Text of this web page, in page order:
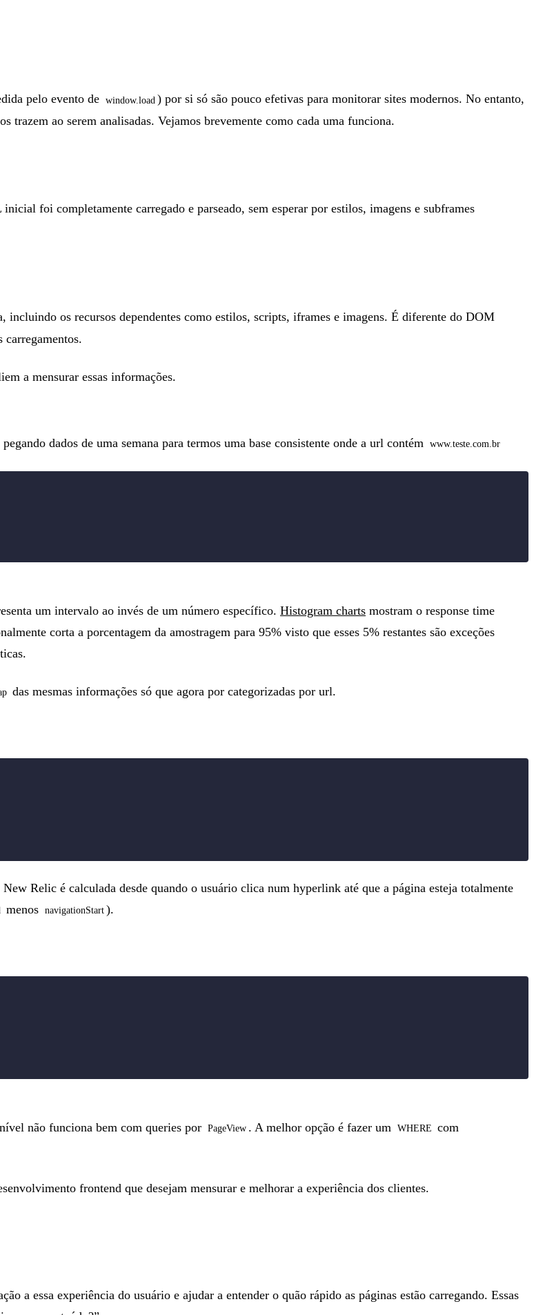
pelo evento de window.load ) por si só são pouco efetivas para monitorar sites modernos. No entanto,
trazem ao serem analisadas. Vejamos brevemente como cada uma funciona.
foi completamente carregado e parseado, sem esperar por estilos, imagens e subframes
incluindo os recursos dependentes como estilos, scripts, iframes e imagens. É diferente do DOM
carregamentos.
a mensurar essas informações.
pegando dados de uma semana para termos uma base consistente onde a url contém www.teste.com.br
um intervalo ao invés de um número específico. Histogram charts mostram o response time
corta a porcentagem da amostragem para 95% visto que esses 5% restantes são exceções
das mesmas informações só que agora por categorizadas por url.
Relic é calculada desde quando o usuário clica num hyperlink até que a página esteja totalmente
menos navigationStart ).
não funciona bem com queries por PageView . A melhor opção é fazer um WHERE com
frontend que desejam mensurar e melhorar a experiência dos clientes.
a essa experiência do usuário e ajudar a entender o quão rápido as páginas estão carregando. Essas